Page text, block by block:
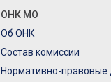
ОНК МО
Об ОНК
Состав комиссии
Нормативно-правовые